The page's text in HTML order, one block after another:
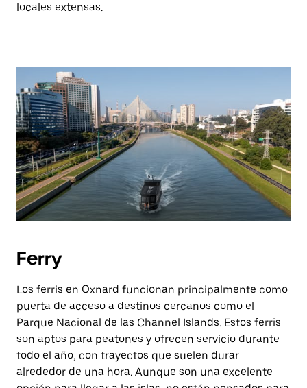
locales extensas.
Ferry
Los ferris en Oxnard funcionan principalmente como
puerta de acceso a destinos cercanos como el
Parque Nacional de las Channel Islands. Estos ferris
son aptos para peatones y ofrecen servicio durante
todo el año, con trayectos que suelen durar
alrededor de una hora. Aunque son una excelente